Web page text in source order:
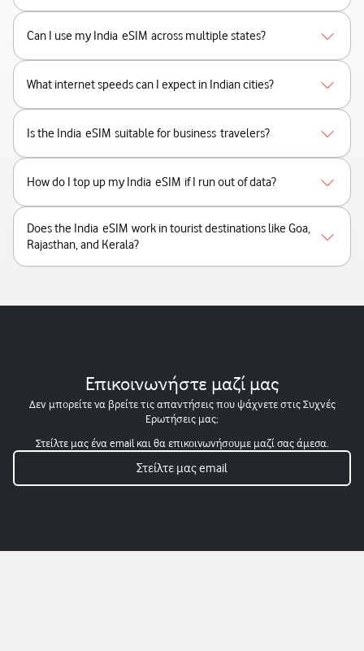
Can I use my India eSIM across multiple states?
What internet speeds can I expect in Indian cities?
Is the India eSIM suitable for business travelers?
How do I top up my India eSIM if I run out of data?
Does the India eSIM work in tourist destinations like Goa,
Rajasthan, and Kerala?
Επικοινωνήστε μαζί μας
Δεν μπορείτε να βρείτε τις απαντήσεις που ψάχνετε στις Συχνές
Ερωτήσεις μας;
Στείλτε μας ένα email και θα επικοινωνήσουμε μαζί σας άμεσα.
Στείλτε μας email